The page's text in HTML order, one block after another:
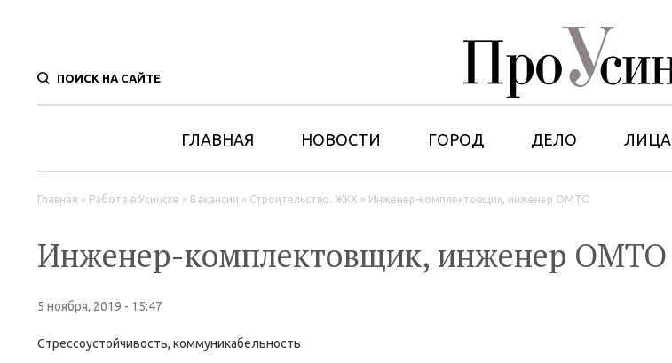
ПОИСК НА САЙТЕ
ГЛАВНАЯ НОВОСТИ ГОРОД ДЕЛО ЛИЦА
Вы здесь
Главная » Работа в Усинске » Вакансии » Строительство. ЖКХ » Инженер-комплектовщик, инженер ОМТО
Инженер-комплектовщик, инженер ОМТО
5 ноября, 2019 - 15:47
Стрессоустойчивость, коммуникабельность